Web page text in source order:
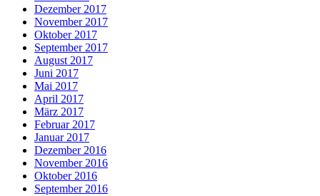
Dezember 2017
November 2017
Oktober 2017
September 2017
August 2017
Juni 2017
Mai 2017
April 2017
März 2017
Februar 2017
Januar 2017
Dezember 2016
November 2016
Oktober 2016
September 2016